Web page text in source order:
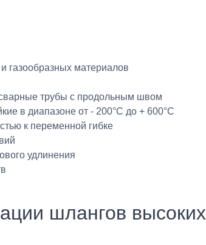
газообразных материалов
трубы с продольным швом
в диапазоне от - 200°C до + 600°C
к переменной гибке
удлинения
шлангов высоких